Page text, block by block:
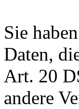
Sie
Daten,
Art. 20
andere